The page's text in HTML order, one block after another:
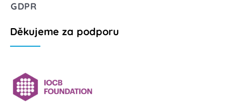
GDPR
Děkujeme za podporu